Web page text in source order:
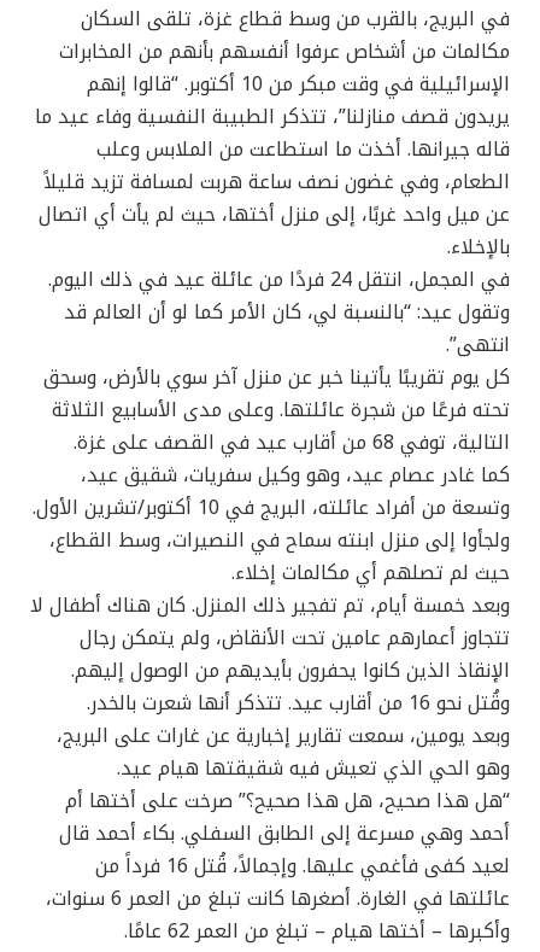
في البريج، بالقرب من وسط قطاع غزة، تلقى السكان
مكالمات من أشخاص عرفوا أنفسهم بأنهم من المخابرات
الإسرائيلية في وقت مبكر من 10 أكتوبر. “قالوا إنهم
يريدون قصف منازلنا”، تتذكر الطبيبة النفسية وفاء عيد ما
قاله جيرانها. أخذت ما استطاعت من الملابس وعلب
الطعام، وفي غضون نصف ساعة هربت لمسافة تزيد قليلاً
عن ميل واحد غربًا، إلى منزل أختها، حيث لم يأت أي اتصال
بالإخلاء.
في المجمل، انتقل 24 فردًا من عائلة عيد في ذلك اليوم.
وتقول عيد: “بالنسبة لي، كان الأمر كما لو أن العالم قد
انتهى”.
كل يوم تقريبًا يأتينا خبر عن منزل آخر سوي بالأرض، وسحق
تحته فرعًا من شجرة عائلتها. وعلى مدى الأسابيع الثلاثة
التالية، توفي 68 من أقارب عيد في القصف على غزة.
كما غادر عصام عيد، وهو وكيل سفريات، شقيق عيد،
وتسعة من أفراد عائلته، البريج في 10 أكتوبر/تشرين الأول.
ولجأوا إلى منزل ابنته سماح في النصيرات، وسط القطاع،
حيث لم تصلهم أي مكالمات إخلاء.
وبعد خمسة أيام، تم تفجير ذلك المنزل. كان هناك أطفال لا
تتجاوز أعمارهم عامين تحت الأنقاض، ولم يتمكن رجال
الإنقاذ الذين كانوا يحفرون بأيديهم من الوصول إليهم.
وقُتل نحو 16 من أقارب عيد. تتذكر أنها شعرت بالخدر.
وبعد يومين، سمعت تقارير إخبارية عن غارات على البريج،
وهو الحي الذي تعيش فيه شقيقتها هيام عيد.
“هل هذا صحيح، هل هذا صحيح؟” صرخت على أختها أم
أحمد وهي مسرعة إلى الطابق السفلي. بكاء أحمد قال
لعيد كفى فأغمي عليها. وإجمالاً، قُتل 16 فرداً من
عائلتها في الغارة. أصغرها كانت تبلغ من العمر 6 سنوات،
وأكبرها – أختها هيام – تبلغ من العمر 62 عامًا.